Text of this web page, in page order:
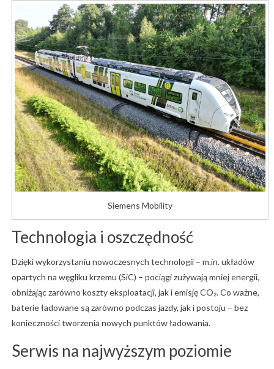
Siemens Mobility
Technologia i oszczędność
Dzięki wykorzystaniu nowoczesnych technologii – m.in. układów
opartych na węgliku krzemu (SiC) – pociągi zużywają mniej energii,
obniżając zarówno koszty eksploatacji, jak i emisję CO₂. Co ważne,
baterie ładowane są zarówno podczas jazdy, jak i postoju – bez
konieczności tworzenia nowych punktów ładowania.
Serwis na najwyższym poziomie